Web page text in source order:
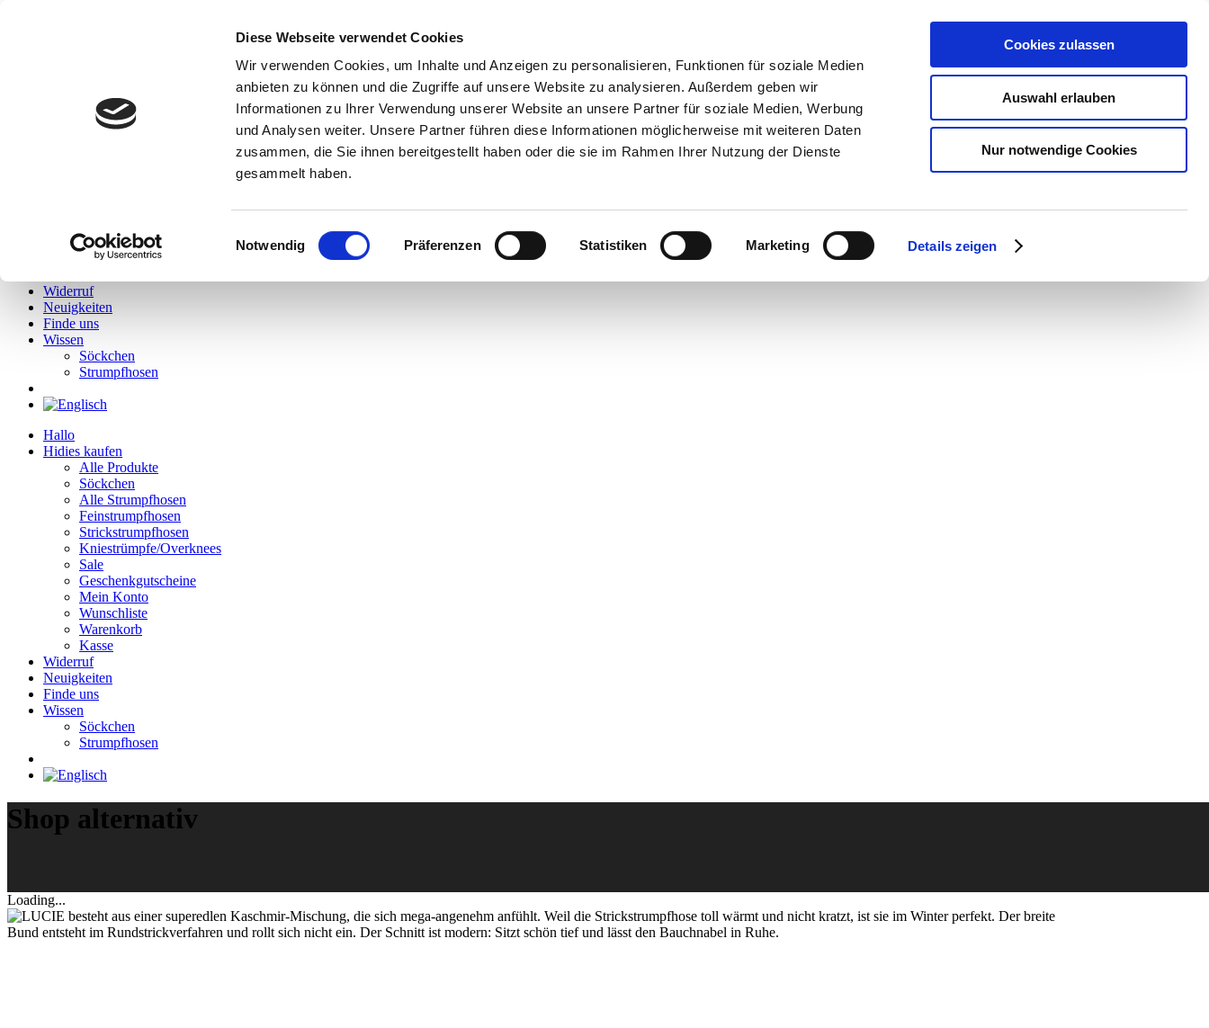
Diese Webseite verwendet Cookies
Wir verwenden Cookies, um Inhalte und Anzeigen zu personalisieren, Funktionen für soziale Medien
anbieten zu können und die Zugriffe auf unsere Website zu analysieren. Außerdem geben wir
Informationen zu Ihrer Verwendung unserer Website an unsere Partner für soziale Medien, Werbung
und Analysen weiter. Unsere Partner führen diese Informationen möglicherweise mit weiteren Daten
zusammen, die Sie ihnen bereitgestellt haben oder die sie im Rahmen Ihrer Nutzung der Dienste
gesammelt haben.
Einwilligungsauswahl
Notwendig Präferenzen Statistiken Marketing Details zeigen
Cookies zulassen
Auswahl erlauben
Nur notwendige Cookies
Alle Produkte
Söckchen
Alle Strumpfhosen
Wunschliste
Warenkorb
Widerruf
Neuigkeiten
Finde uns
Wissen
Söckchen
Strumpfhosen
Hallo
Hidies kaufen
Alle Produkte
Söckchen
Alle Strumpfhosen
Feinstrumpfhosen
Strickstrumpfhosen
Kniestrümpfe/Overknees
Sale
Geschenkgutscheine
Mein Konto
Wunschliste
Warenkorb
Kasse
Widerruf
Neuigkeiten
Finde uns
Wissen
Söckchen
Strumpfhosen
Shop alternativ
Loading...